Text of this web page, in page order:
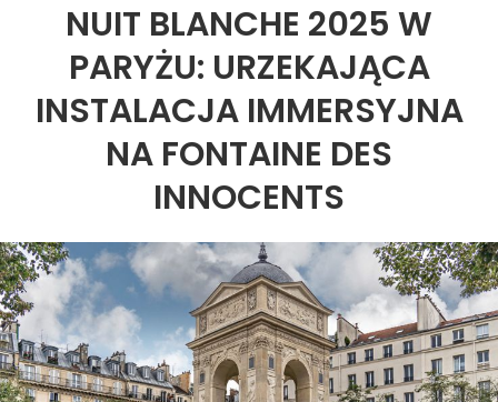
NUIT BLANCHE 2025 W
PARYŻU: URZEKAJĄCA
INSTALACJA IMMERSYJNA
NA FONTAINE DES
INNOCENTS